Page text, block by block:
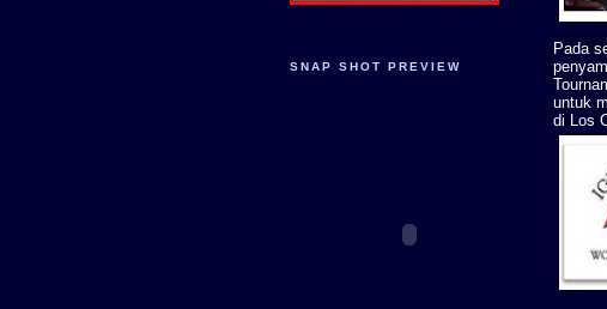
SNAP SHOT PREVIEW
Pada
untuk
di Los